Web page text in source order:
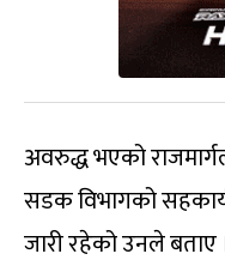
अवरुद्ध भएको
सडक विभागको
जारी रहेको उनले बताए